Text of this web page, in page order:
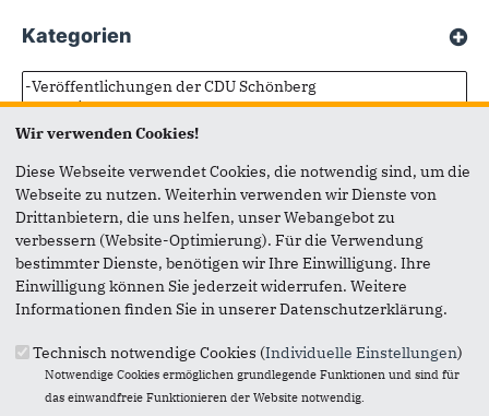
Kategorien
Wir verwenden Cookies!
Diese Webseite verwendet Cookies, die notwendig sind, um die
Webseite zu nutzen. Weiterhin verwenden wir Dienste von
Drittanbietern, die uns helfen, unser Webangebot zu
verbessern (Website-Optimierung). Für die Verwendung
bestimmter Dienste, benötigen wir Ihre Einwilligung. Ihre
Einwilligung können Sie jederzeit widerrufen. Weitere
Informationen finden Sie in unserer Datenschutzerklärung.
Technisch notwendige Cookies (Individuelle Einstellungen)
Notwendige Cookies ermöglichen grundlegende Funktionen und sind für
das einwandfreie Funktionieren der Website notwendig.